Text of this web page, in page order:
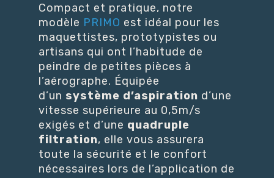
Compact et pratique, notre
modèle PRIMO est idéal pour les
maquettistes, prototypistes ou
artisans qui ont l’habitude de
peindre de petites pièces à
l’aérographe. Équipée
d’un système d’aspiration d’une
vitesse supérieure au 0,5m/s
exigés et d’une quadruple
filtration, elle vous assurera
toute la sécurité et le confort
nécessaires lors de l’application de